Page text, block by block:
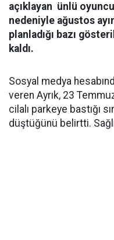
açıklayan ünlü
nedeniyle ağustos
planladığı bazı
kaldı.
Sosyal medya
veren Ayrık, 23
cilalı parkeye bastığı
düştüğünü belirtti.